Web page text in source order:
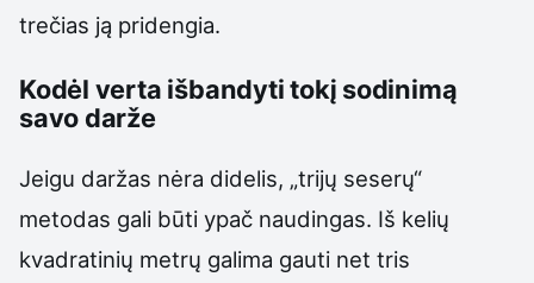
trečias ją pridengia.
Kodėl verta išbandyti tokį sodinimą
savo darže
Jeigu daržas nėra didelis, „trijų seserų“
metodas gali būti ypač naudingas. Iš kelių
kvadratinių metrų galima gauti net tris